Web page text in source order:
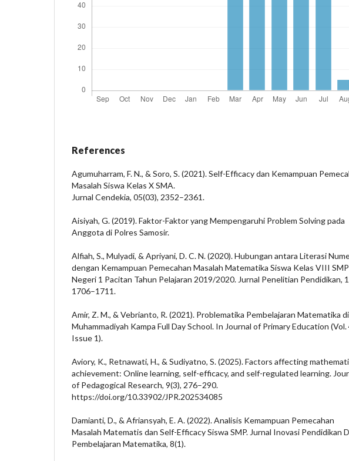
References
Agumuharram, F. N., & Soro, S. (2021). Self-Efficacy dan Kemampuan
Masalah Siswa Kelas X SMA.
Jurnal Cendekia, 05(03), 2352–2361.
Aisiyah, G. (2019). Faktor-Faktor yang Mempengaruhi Problem Solving pada
Anggota di Polres Samosir.
Alfiah, S., Mulyadi, & Apriyani, D. C. N. (2020). Hubungan antara Literasi
dengan Kemampuan Pemecahan Masalah Matematika Siswa Kelas VIII SMP
Negeri 1 Pacitan Tahun Pelajaran 2019/2020. Jurnal Penelitian Pendidikan,
1706–1711.
Amir, Z. M., & Vebrianto, R. (2021). Problematika Pembelajaran Matematika
Muhammadiyah Kampa Full Day School. In Journal of Primary Education (Vol.
Issue 1).
Aviory, K., Retnawati, H., & Sudiyatno, S. (2025). Factors affecting
achievement: Online learning, self-efficacy, and self-regulated learning.
of Pedagogical Research, 9(3), 276–290.
https://doi.org/10.33902/JPR.202534085
Damianti, D., & Afriansyah, E. A. (2022). Analisis Kemampuan Pemecahan
Masalah Matematis dan Self-Efficacy Siswa SMP. Jurnal Inovasi Pendidikan
Pembelajaran Matematika, 8(1).